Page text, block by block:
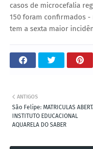
casos de microcefalia
150 foram confirmados
tem a sexta maior
ANTIGOS
São Felipe: MATRICULAS
INSTITUTO EDUCACIONAL
AQUARELA DO SABER